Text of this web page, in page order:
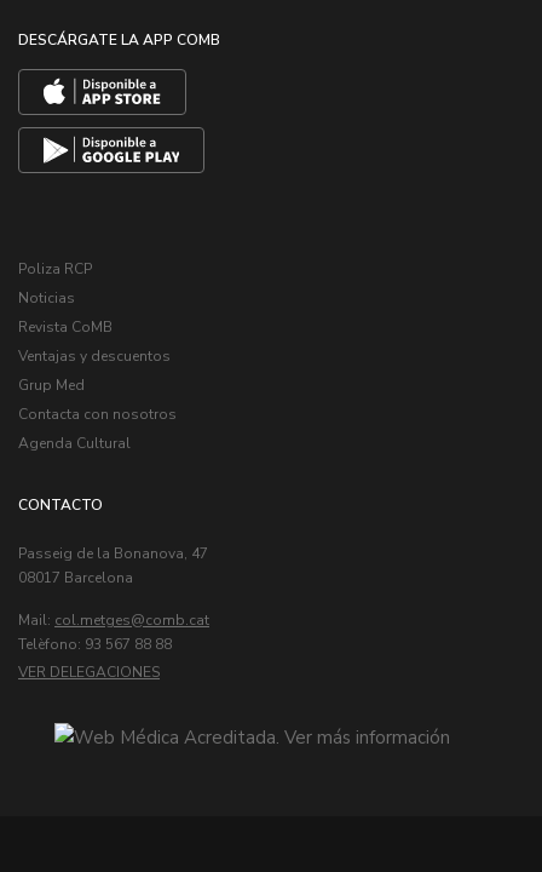
DESCÁRGATE LA APP COMB
Poliza RCP
Noticias
Revista CoMB
Ventajas y descuentos
Grup Med
Contacta con nosotros
Agenda Cultural
CONTACTO
Passeig de la Bonanova, 47
08017 Barcelona
Mail: col.metges
Telèfono: 93 567 88 88
VER DELEGACIONES